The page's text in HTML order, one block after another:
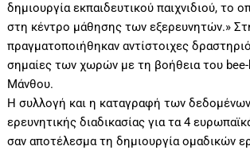
δημιουργία εκπαιδευτικού παιχνιδιού, το
στη κέντρο μάθησης των εξερευνητών.»
πραγματοποιήθηκαν αντίστοιχες
σημαίες των χωρών με τη βοήθεια του
Μάνθου.
Η συλλογή και η καταγραφή των
ερευνητικής διαδικασίας για τα 4
σαν αποτέλεσμα τη δημιουργία ομαδικών